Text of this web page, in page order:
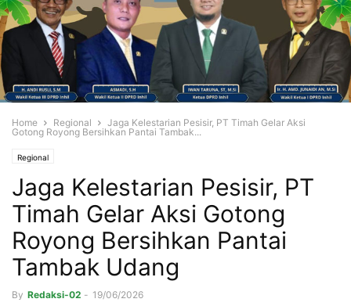
Home Regional
Jaga Kelestarian Pesisir, PT Timah Gelar Aksi
Gotong Royong Bersihkan Pantai Tambak...
Regional
Jaga Kelestarian Pesisir, PT
Timah Gelar Aksi Gotong
Royong Bersihkan Pantai
Tambak Udang
By Redaksi-02 - 19/06/2026